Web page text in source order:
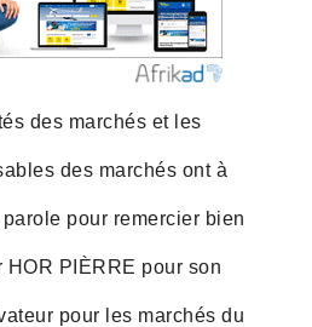
des marchés et les
des marchés ont à
pour remercier bien
HOR PIÈRRE pour son
pour les marchés du